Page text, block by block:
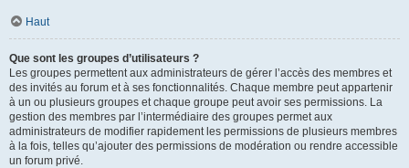
Haut
Que sont les groupes d’utilisateurs ?
Les groupes permettent aux administrateurs de gérer l’accès des membres et
des invités au forum et à ses fonctionnalités. Chaque membre peut appartenir
à un ou plusieurs groupes et chaque groupe peut avoir ses permissions. La
gestion des membres par l’intermédiaire des groupes permet aux
administrateurs de modifier rapidement les permissions de plusieurs membres
à la fois, telles qu’ajouter des permissions de modération ou rendre accessible
un forum privé.